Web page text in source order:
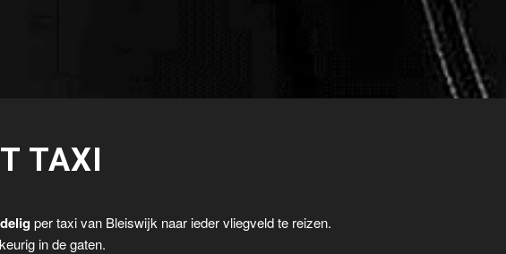
TAXI
per taxi van Bleiswijk naar ieder vliegveld te reizen.
in de gaten.